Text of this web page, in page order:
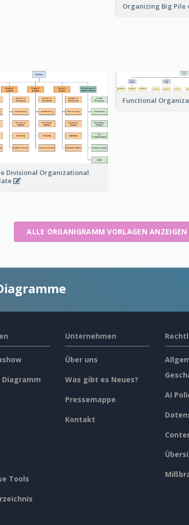
Organizing Big Pile
Divisional Organizational
Functional
ALLE ORGANIGRAMM VORLAGEN ANZEIGEN
Tools
Unternehmen
Über uns
Was gibt es Neues?
Pressemappe
Kontakt
AI